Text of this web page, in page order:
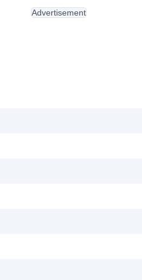
Advertisement